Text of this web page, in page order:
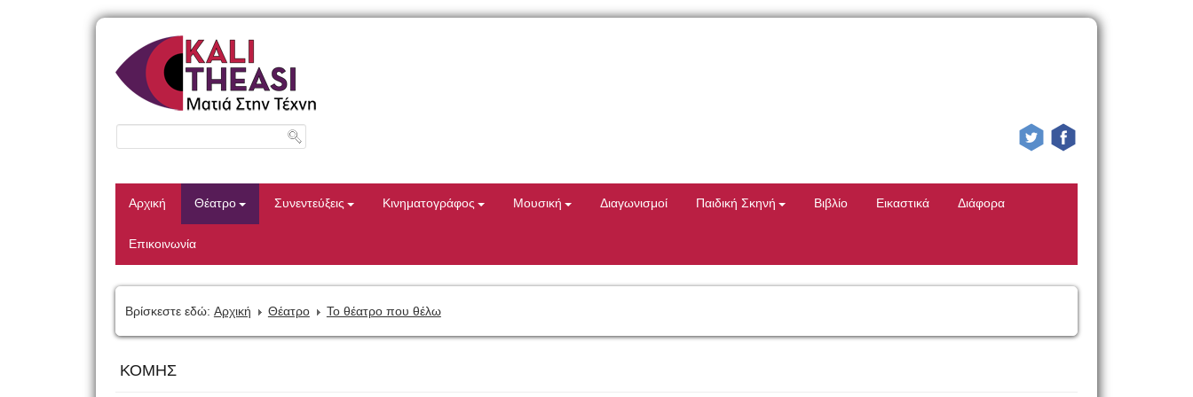
Αρχική Θέατρο Συνεντεύξεις Κινηματογράφος Μουσική Διαγωνισμοί Παιδική Σκηνή Βιβλίο Εικαστικά Διάφορα
Επικοινωνία
Βρίσκεστε εδώ: Αρχική Θέατρο Το θέατρο που θέλω
ΚΟΜΗΣ